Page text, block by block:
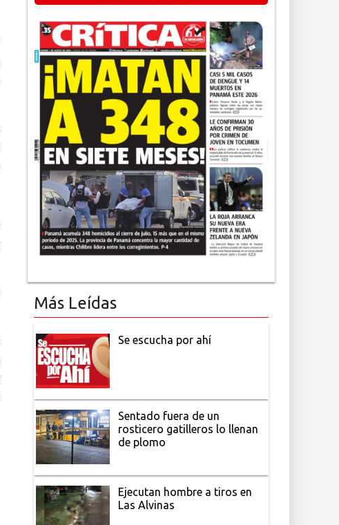
Más Leídas
Se escucha por ahí
Sentado fuera de un
rosticero gatilleros lo llenan
de plomo
Ejecutan hombre a tiros en
Las Alvinas